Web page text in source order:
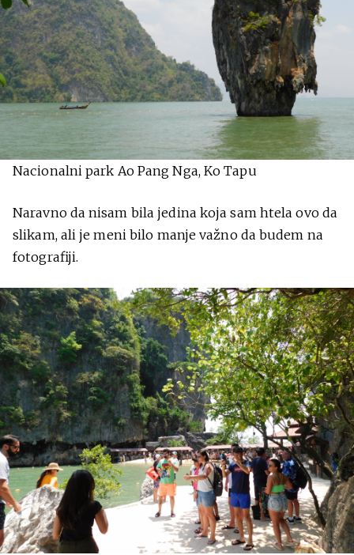
Nacionalni park Ao Pang Nga, Ko Tapu
Naravno da nisam bila jedina koja sam htela ovo da
slikam, ali je meni bilo manje važno da budem na
fotografiji.